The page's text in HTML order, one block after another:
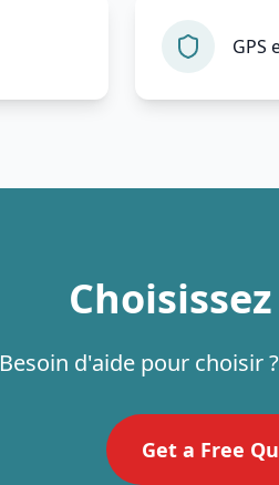
GPS
Besoin d'aide pour choisir
Get a Free